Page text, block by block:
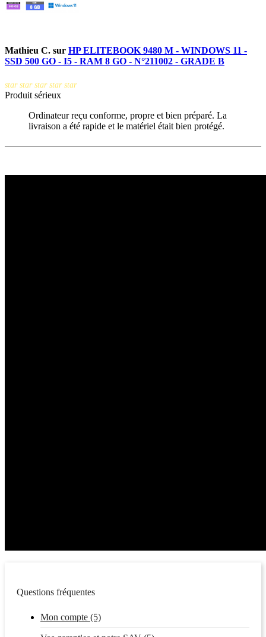
Mathieu C. sur HP ELITEBOOK 9480 M - WINDOWS 11 -
SSD 500 GO - I5 - RAM 8 GO - N°211002 - GRADE B
star star star star star
Produit sérieux
Ordinateur reçu conforme, propre et bien préparé. La
livraison a été rapide et le matériel était bien protégé.
Questions fréquentes
Mon compte (5)